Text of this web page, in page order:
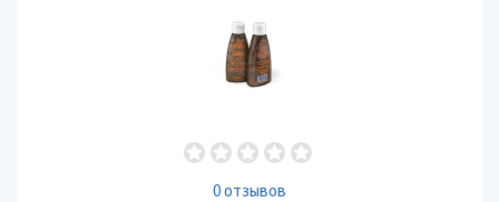
0 отзывов